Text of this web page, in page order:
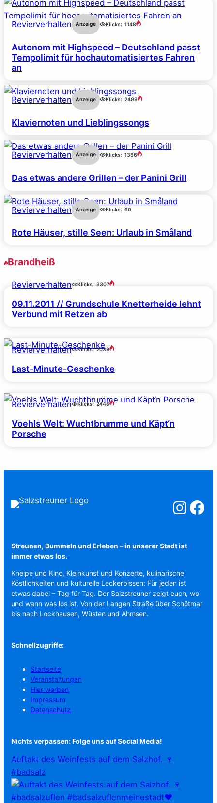
Revierverhalten Anzeige Klicks: 1148
Autonom mit Highspeed – Deutschland passt
Tempolimit für hochautomatisiertes Fahren
an
Revierverhalten Anzeige Klicks: 2499
Klaviernoten und Lieblingssongs
Revierverhalten Anzeige Klicks: 1386
Das etwas andere Grillen – der Panini Grill
Revierverhalten Anzeige Klicks: 60
Rote Häuser, stille Seen: Urlaub in Småland
Brandheiß
Revierverhalten Klicks: 3307
09.11.2011 // Grundschule Knetterheide lehnt
Verbund mit Retzen ab
Revierverhalten Klicks: 2039
Last-Minute-Geschenke
Revierverhalten Klicks: 2448
Voehls Welt: Wuchtbrumme und Käpt‘n
Porsche
Salzstreuner
Streunen, Bummeln und Erleben – in unserer Stadt ist
immer etwas los.
Kneipe und Kino, Kleinkunst und Konzerte, kulinarische
Köstlichkeiten und kulturelle Leckerbissen: Für jeden ist
etwas dabei – Tag für Tag. Der Salzstreuner zeigt euch, wo
und wann was los ist. Von der Langen Straße über Schötmar
bis nach Lockhausen, Wüsten und Ahmsen.
Schnellzugriffe:
Startseite
Veranstaltungen
Hier werben
Impressum
Datenschutz
Nichts verpassen: Folge uns auf Social Media!
Auftakt des Weinfests auf dem Salzhof. 🍷
#badsalz